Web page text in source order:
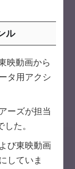
ル
映動画から
タ用アクシ
ーズが担当
た。
び東映動画
していま